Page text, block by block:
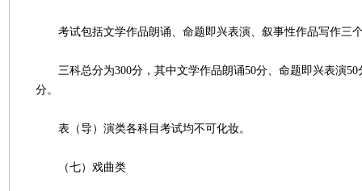
考试包括文学作品朗诵、命题即兴表演、叙事性作品写作三
三科总分为300分，其中文学作品朗诵50分、命题即兴表演50
分。
表（导）演类各科目考试均不可化妆。
（七）戏曲类